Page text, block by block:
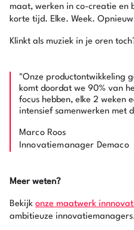
maat, werken in co-creatie en
korte tijd. Elke. Week.
Klinkt als muziek in je oren
"Onze productontwikkeling
komt doordat we 90% van
focus hebben, elke 2 weken
intensief samenwerken met
Marco Roos
Innovatiemanager Demaco
Meer weten?
Bekijk onze maatwerk
ambitieuze